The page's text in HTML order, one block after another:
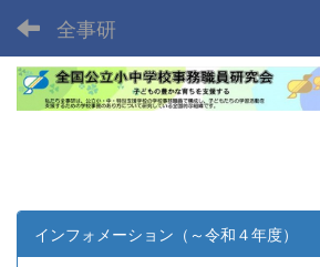
全事研
インフォメーション（～令和４年度）